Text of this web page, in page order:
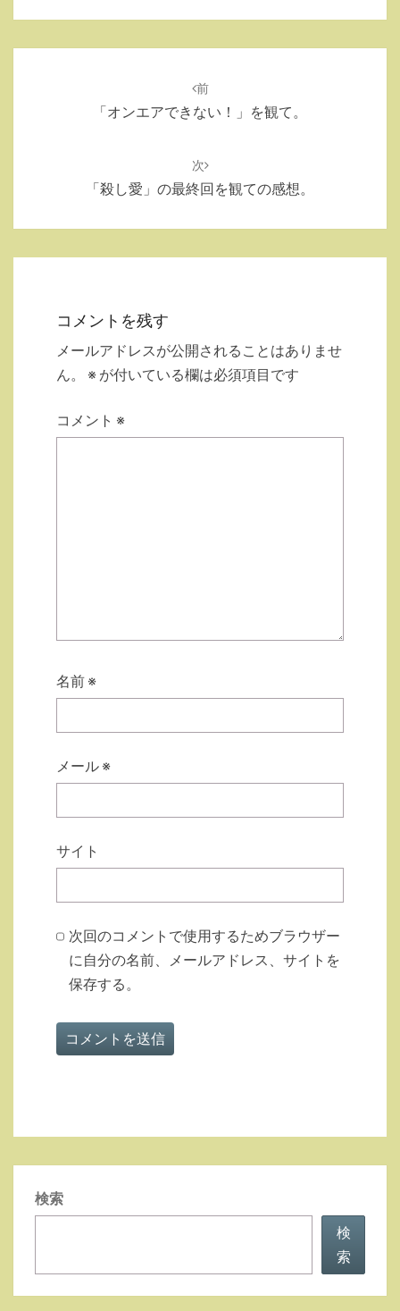
前
「オンエアできない！」を観て。
次
「殺し愛」の最終回を観ての感想。
コメントを残す
メールアドレスが公開されることはありませ
ん。
※ が付いている欄は必須項目です
コメント ※
名前 ※
メール ※
サイト
次回のコメントで使用するためブラウザー
に自分の名前、メールアドレス、サイトを
保存する。
検索
検
索